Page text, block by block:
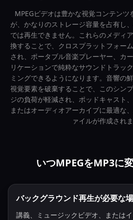
MPEGビデオは豊かな視覚コンテン
が、かなりのストレージ容量を占有し
では再生できません。これらのメディ
換することで、クロスプラットフォー
され、ポータブル音楽プレーヤー、カ
リケーションで純粋なサウンドトラッ
ミングできるようになります。音響の
視覚要素を破棄することで、このシン
ジの負荷が軽減され、ポッドキャスト
またはオーディオアーカイブに最適な
ァイルが作成されま
いつMPEGをMP3に
バックグラウンド再生が必要な
講義、ミュージックビデオ、または